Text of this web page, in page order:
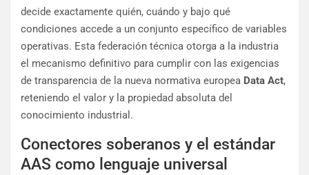
decide exactamente quién, cuándo y bajo qué
condiciones accede a un conjunto específico de variables
operativas. Esta federación técnica otorga a la industria
el mecanismo definitivo para cumplir con las exigencias
de transparencia de la nueva normativa europea Data Act,
reteniendo el valor y la propiedad absoluta del
conocimiento industrial.
Conectores soberanos y el estándar
AAS como lenguaje universal